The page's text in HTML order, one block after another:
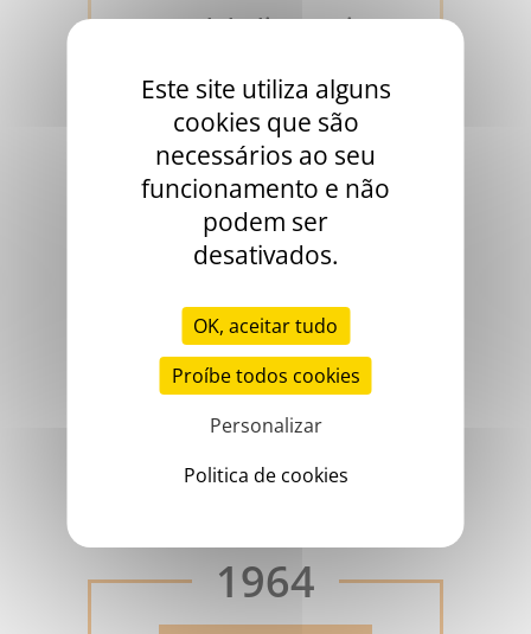
A globulina anti-
1952
christmas
1964
Este site utiliza alguns
cookies que são
necessários ao seu
funcionamento e não
podem ser
desativados.
OK, aceitar tudo
Proíbe todos cookies
Personalizar
Politica de cookies